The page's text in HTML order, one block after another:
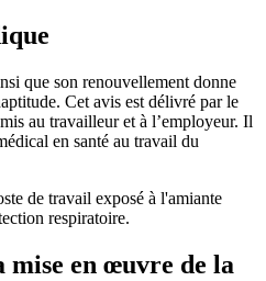
que son renouvellement donne
Cet avis est délivré par le
au travailleur et à l’employeur. Il
en santé au travail du
de travail exposé à l'amiante
respiratoire.
mise en œuvre de la